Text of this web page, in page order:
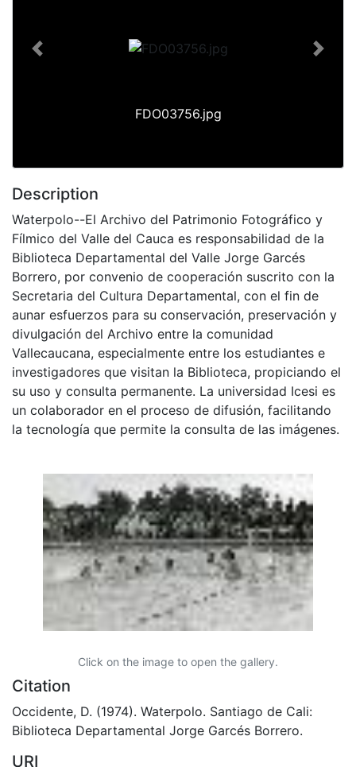
FDO03756.jpg
Previous Next
Description
Waterpolo--El Archivo del Patrimonio Fotográfico y
Fílmico del Valle del Cauca es responsabilidad de la
Biblioteca Departamental del Valle Jorge Garcés
Borrero, por convenio de cooperación suscrito con la
Secretaria del Cultura Departamental, con el fin de
aunar esfuerzos para su conservación, preservación y
divulgación del Archivo entre la comunidad
Vallecaucana, especialmente entre los estudiantes e
investigadores que visitan la Biblioteca, propiciando el
su uso y consulta permanente. La universidad Icesi es
un colaborador en el proceso de difusión, facilitando
la tecnología que permite la consulta de las imágenes.
Click on the image to open the gallery.
Citation
Occidente, D. (1974). Waterpolo. Santiago de Cali:
Biblioteca Departamental Jorge Garcés Borrero.
URI